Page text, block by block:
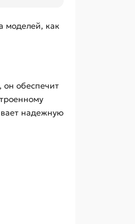
моделей, как
он обеспечит
надежную